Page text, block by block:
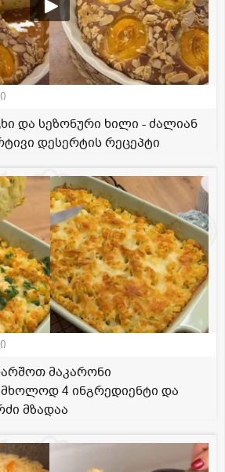
და სეზონური ხილი - ძალიან
დესერტის რეცეპტი
მაკარონი
4 ინგრედიენტი და
მზადაა